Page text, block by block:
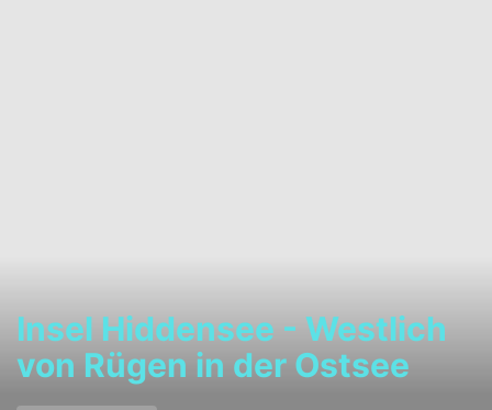
Insel Hiddensee - Westlich
von Rügen in der Ostsee